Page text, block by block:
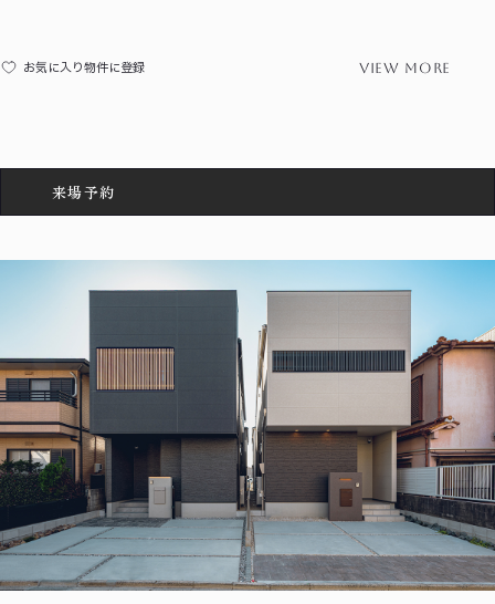
お気に入り物件に登録 view more
来場予約